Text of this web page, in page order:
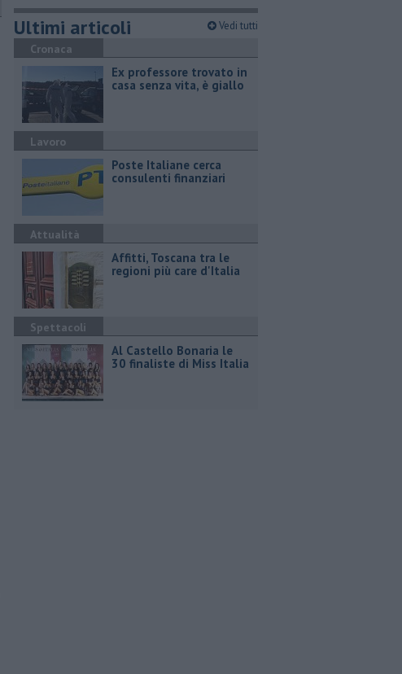
Ultimi articoli Vedi tutti
Cronaca
Ex professore trovato in
casa senza vita, è giallo
Lavoro
Poste Italiane cerca
consulenti finanziari
Attualità
Affitti, Toscana tra le
regioni più care d'Italia
Spettacoli
Al Castello Bonaria le
30 finaliste di Miss Italia